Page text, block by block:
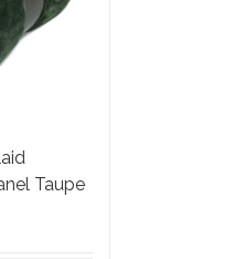
Taupe